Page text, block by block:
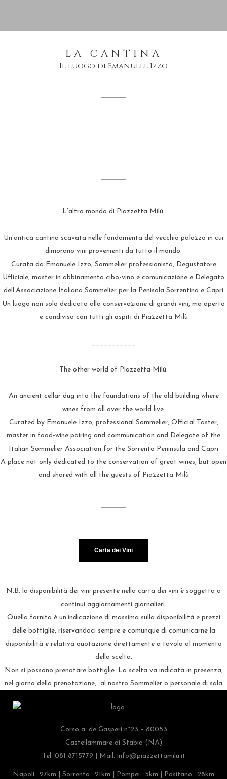
LA CANTINA
Il luogo di Emanuele Izzo
L’altro mondo di Piazzetta Milù.
Un’antica cantina scavata nelle fondamenta del vecchio palazzo in cui
dimorano vini provenienti da tutto il mondo.
Curata da Emanuele Izzo, Sommelier professionista, Degustatore
Ufficiale, master in abbinamento cibo-vino e comunicazione e Delegato
dell’Associazione Italiana Sommelier per la Penisola Sorrentina e Capri
Un luogo non solo dedicato alla conservazione di grandi vini, ma aperto
e condiviso con tutti gli ospiti di Piazzetta Milù
___________
The other world of Piazzetta Milù.
An ancient cellar dug into the foundations of the old building where
wines from all over the world live.
Curated by Emanuele Izzo, professional Sommelier, Official Taster,
master in food-wine pairing and communication and Delegate of the
Italian Sommelier Association for the Sorrento Peninsula and Capri
A place not only dedicated to the conservation of great wines, but open
and shared with all the guests of Piazzetta Milù
Carta dei Vini
N.B. la disponibilità dei vini presente nella carta dei vini è soggetta a
continui aggiornamenti giornalieri.
Quella fornita è un’indicazione di massima sulla disponibilità e prezzi
delle bottiglie, riservandoci sempre e comunque di comunicarne la
disponibilità e relativa quotazione direttamente a tavola al momento
della scelta.
Non si possono prenotare bottiglie. La scelta va indicata in presenza,
nel giorno della prenotazione, al nostro Sommelier o personale di sala
Corso a. de Gasperi n°23 – 80053
Castellammare di Stabia (NA)
Tel. 081 8715779 | Mail. info@piazzettamilu.it
Napoli: 27km | Sorrento: 21km | Pompei: 5km | Positano: 28km